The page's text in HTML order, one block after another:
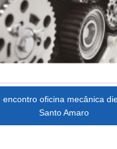
encontro oficina mecânica
Santo Amaro